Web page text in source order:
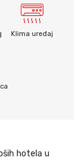
Klima uređaj
hotela u